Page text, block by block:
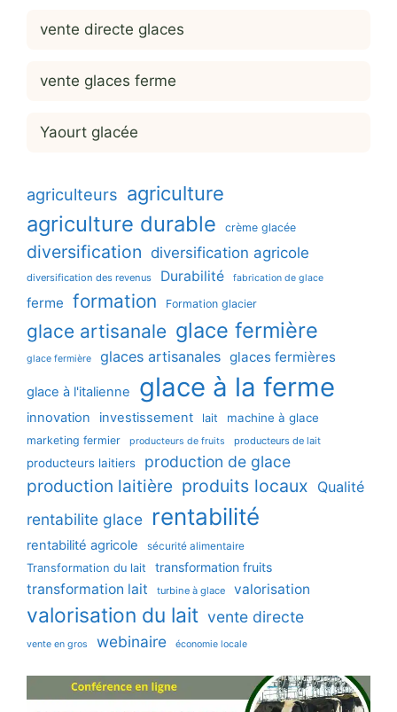
vente directe glaces
vente glaces ferme
Yaourt glacée
agriculteurs agriculture
agriculture durable crème glacée
diversification diversification agricole
diversification des revenus Durabilité fabrication de glace
ferme formation Formation glacier
glace artisanale glace fermière
glace fermière glaces artisanales glaces fermières
glace à l'italienne glace à la ferme
innovation investissement lait machine à glace
marketing fermier producteurs de fruits producteurs de lait
producteurs laitiers production de glace
production laitière produits locaux Qualité
rentabilite glace rentabilité
rentabilité agricole sécurité alimentaire
Transformation du lait transformation fruits
transformation lait turbine à glace valorisation
valorisation du lait vente directe
vente en gros webinaire économie locale